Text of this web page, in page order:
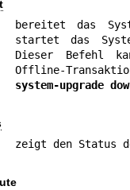
bereitet das
startet das
Dieser Befehl
Offline-
system-upgrade
zeigt den Status